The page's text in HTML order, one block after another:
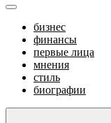
бизнес
финансы
первые лица
мнения
стиль
биографии